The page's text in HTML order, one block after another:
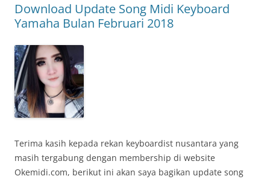
Download Update Song Midi Keyboard
Yamaha Bulan Februari 2018
Terima kasih kepada rekan keyboardist nusantara yang
masih tergabung dengan membership di website
Okemidi.com, berikut ini akan saya bagikan update song